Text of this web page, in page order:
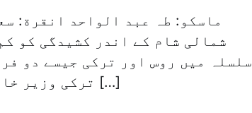
ماسكو: طہ عبد الواحد انقرة:
شمالی شام کے اندر کشیدگی کو
سلسلہ میں روس اور ترکی جیسے دو
ترکی وزیر خارجہ نے روس اور ایران میں سے ہر ایک […]